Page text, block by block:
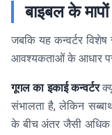
बाइबल के
जबकि यह कन्वर्टर
आवश्यकताओं के आधार
गूगल का इकाई कन्वर्टर
संभालता है, लेकिन
के बीच अंतर जैसी अधिक